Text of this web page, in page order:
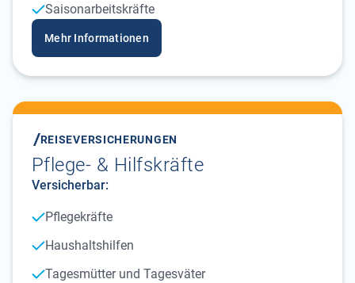
Saisonarbeitskräfte
Mehr Informationen
REISEVERSICHERUNGEN
Pflege- & Hilfskräfte
Versicherbar:
Pflegekräfte
Haushaltshilfen
Tagesmütter und Tagesväter